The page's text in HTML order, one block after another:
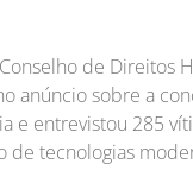
de Direitos
anúncio sobre a
e entrevistou 285
de tecnologias